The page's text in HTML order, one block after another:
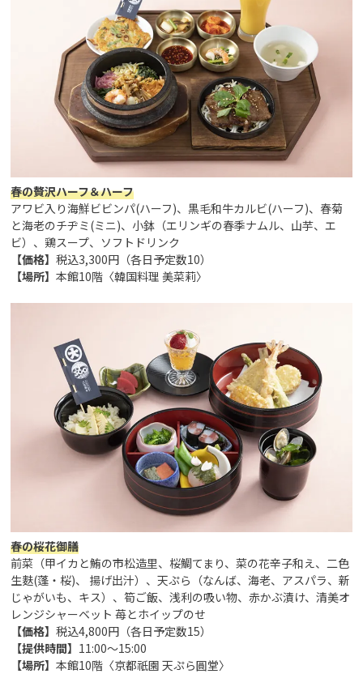
春の贅沢ハーフ＆ハーフ
アワビ入り海鮮ビビンパ(ハーフ)、黒毛和牛カルビ(ハーフ)、春菊
と海老のチヂミ(ミニ)、小鉢（エリンギの春季ナムル、山芋、エ
ビ）、鶏スープ、ソフトドリンク
【価格】税込3,300円（各日予定数10）
【場所】本館10階〈韓国料理 美菜莉〉
春の桜花御膳
前菜（甲イカと鮪の市松造里、桜鯛てまり、菜の花辛子和え、二色
生麩(蓬・桜)、 揚げ出汁）、天ぷら（なんば、海老、アスパラ、新
じゃがいも、キス）、筍ご飯、浅利の吸い物、赤かぶ漬け、清美オ
レンジシャーベット 苺とホイップのせ
【価格】税込4,800円（各日予定数15）
【提供時間】 11:00～15:00
【場所】本館10階〈京都祇園 天ぷら圓堂〉